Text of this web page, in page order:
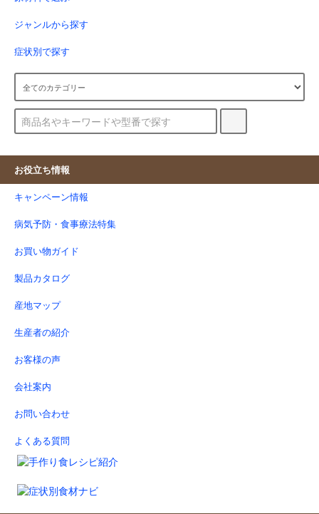
ジャンルから探す
症状別で探す
お役立ち情報
キャンペーン情報
病気予防・食事療法特集
お買い物ガイド
製品カタログ
産地マップ
生産者の紹介
お客様の声
会社案内
お問い合わせ
よくある質問